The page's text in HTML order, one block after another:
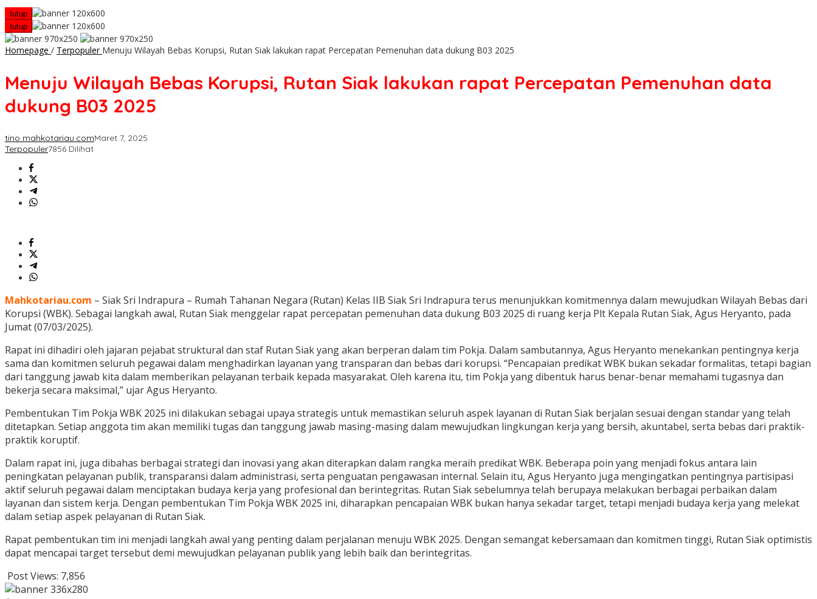
tutup
tutup
Homepage / Terpopuler Menuju Wilayah Bebas Korupsi, Rutan Siak lakukan rapat Percepatan Pemenuhan data dukung B03 2025
Menuju Wilayah Bebas Korupsi, Rutan Siak lakukan rapat Percepatan Pemenuhan data
dukung B03 2025
tino mahkotariau.comMaret 7, 2025
Terpopuler7856 Dilihat
Mahkotariau.com – Siak Sri Indrapura – Rumah Tahanan Negara (Rutan) Kelas IIB Siak Sri Indrapura terus menunjukkan komitmennya dalam mewujudkan Wilayah Bebas dari
Korupsi (WBK). Sebagai langkah awal, Rutan Siak menggelar rapat percepatan pemenuhan data dukung B03 2025 di ruang kerja Plt Kepala Rutan Siak, Agus Heryanto, pada
Jumat (07/03/2025).
Rapat ini dihadiri oleh jajaran pejabat struktural dan staf Rutan Siak yang akan berperan dalam tim Pokja. Dalam sambutannya, Agus Heryanto menekankan pentingnya kerja
sama dan komitmen seluruh pegawai dalam menghadirkan layanan yang transparan dan bebas dari korupsi. “Pencapaian predikat WBK bukan sekadar formalitas, tetapi bagian
dari tanggung jawab kita dalam memberikan pelayanan terbaik kepada masyarakat. Oleh karena itu, tim Pokja yang dibentuk harus benar-benar memahami tugasnya dan
bekerja secara maksimal,” ujar Agus Heryanto.
Pembentukan Tim Pokja WBK 2025 ini dilakukan sebagai upaya strategis untuk memastikan seluruh aspek layanan di Rutan Siak berjalan sesuai dengan standar yang telah
ditetapkan. Setiap anggota tim akan memiliki tugas dan tanggung jawab masing-masing dalam mewujudkan lingkungan kerja yang bersih, akuntabel, serta bebas dari praktik-
praktik koruptif.
Dalam rapat ini, juga dibahas berbagai strategi dan inovasi yang akan diterapkan dalam rangka meraih predikat WBK. Beberapa poin yang menjadi fokus antara lain
peningkatan pelayanan publik, transparansi dalam administrasi, serta penguatan pengawasan internal. Selain itu, Agus Heryanto juga mengingatkan pentingnya partisipasi
aktif seluruh pegawai dalam menciptakan budaya kerja yang profesional dan berintegritas. Rutan Siak sebelumnya telah berupaya melakukan berbagai perbaikan dalam
layanan dan sistem kerja. Dengan pembentukan Tim Pokja WBK 2025 ini, diharapkan pencapaian WBK bukan hanya sekadar target, tetapi menjadi budaya kerja yang melekat
dalam setiap aspek pelayanan di Rutan Siak.
Rapat pembentukan tim ini menjadi langkah awal yang penting dalam perjalanan menuju WBK 2025. Dengan semangat kebersamaan dan komitmen tinggi, Rutan Siak optimistis
dapat mencapai target tersebut demi mewujudkan pelayanan publik yang lebih baik dan berintegritas.
Post Views: 7,856